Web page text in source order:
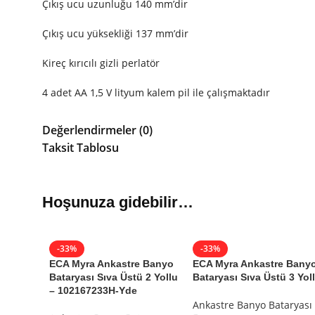
Çıkış ucu uzunluğu 140 mm’dir
Çıkış ucu yüksekliği 137 mm’dir
Kireç kırıcılı gizli perlatör
4 adet AA 1,5 V lityum kalem pil ile çalışmaktadır
Ağır kimyasal kullanmayınız.
Renk : Krom
Ürünleri
Bataryaları,
TamamlayıcılarveECA
Çevre dostu ürünleriyle Türkiye’de bilinçli yapı
Değerlendirmeler (0)
Taksit Tablosu
Hoşunuza gidebilir…
-33%
ECA Myra Ankastre Banyo
Bataryası Sıva Üstü 2 Yollu
– 102167233H-Yde
-33%
ECA Myra Ankastre
Bataryası Sıva Üstü 3
Ankastre Banyo Bataryası